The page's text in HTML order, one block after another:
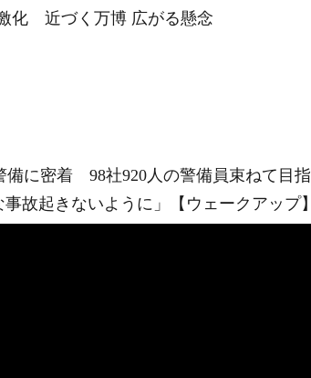
化 近づく万博 広がる懸念
備に密着 98社920人の警備員束ねて目指
故起きないように」【ウェークアップ】